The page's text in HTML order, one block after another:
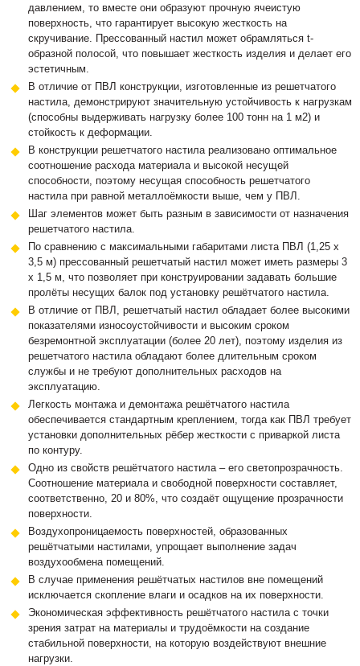
давлением, то вместе они образуют прочную ячеистую
поверхность, что гарантирует высокую жесткость на
скручивание. Прессованный настил может обрамляться t-
образной полосой, что повышает жесткость изделия и делает его
эстетичным.
В отличие от ПВЛ конструкции, изготовленные из решетчатого
настила, демонстрируют значительную устойчивость к нагрузкам
(способны выдерживать нагрузку более 100 тонн на 1 м2) и
стойкость к деформации.
В конструкции решетчатого настила реализовано оптимальное
соотношение расхода материала и высокой несущей
способности, поэтому несущая способность решетчатого
настила при равной металлоёмкости выше, чем у ПВЛ.
Шаг элементов может быть разным в зависимости от назначения
решетчатого настила.
По сравнению с максимальными габаритами листа ПВЛ (1,25 х
3,5 м) прессованный решетчатый настил может иметь размеры 3
х 1,5 м, что позволяет при конструировании задавать большие
пролёты несущих балок под установку решётчатого настила.
В отличие от ПВЛ, решетчатый настил обладает более высокими
показателями износоустойчивости и высоким сроком
безремонтной эксплуатации (более 20 лет), поэтому изделия из
решетчатого настила обладают более длительным сроком
службы и не требуют дополнительных расходов на
эксплуатацию.
Легкость монтажа и демонтажа решётчатого настила
обеспечивается стандартным креплением, тогда как ПВЛ требует
установки дополнительных рёбер жесткости с приваркой листа
по контуру.
Одно из свойств решётчатого настила – его светопрозрачность.
Соотношение материала и свободной поверхности составляет,
соответственно, 20 и 80%, что создаёт ощущение прозрачности
поверхности.
Воздухопроницаемость поверхностей, образованных
решётчатыми настилами, упрощает выполнение задач
воздухообмена помещений.
В случае применения решётчатых настилов вне помещений
исключается скопление влаги и осадков на их поверхности.
Экономическая эффективность решётчатого настила с точки
зрения затрат на материалы и трудоёмкости на создание
стабильной поверхности, на которую воздействуют внешние
нагрузки.